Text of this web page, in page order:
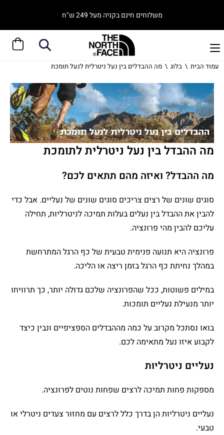
משלוחים חינם בקניה מעל 249 ש"ח
עמוד הבית \ בלוג \ מה ההבדלים בין נעל ניטרלית לנעל תומכת
מה ההבדל בין נעל ניטרלית לתומכת
מה ההבדל? ואיזה מהם תתאים לכם?
סוגים שונים של רצים צריכים סוגים שונים של נעליים. אבל כדי
להבין את ההבדל בין נעלים בעלות תמיכה לניטרליות, תחילה
עליכם להבין מהי פרונציה.
פרונציה היא תנועה פנימית טבעית של כף הרגל המתרחשת
במהלך נחיתת כף הרגל בזמן ריצה או הליכה.
במילים פשוטות, ככל שהפרונציה שלכם גדולה יותר, כך תרוויחו
יותר מנעילת נעליים תומכות.
בואו נסתכל מקרוב על כמה מההבדלים הספציפיים ונבין כיצד
לקבוע איזו נעל מתאימה לכם.
נעליים ניטרליות
מספקות פחות תמיכה לרצים שפחות נוטים לפרונציה.
נעליים ניטרליותהן בדרך כלל לרצים עם מחזור צעדים ניטרלי או
טבעי.